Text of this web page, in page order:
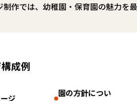
制作では、幼稚園・保育園の魅力を
成例
ジ
園の方針につい